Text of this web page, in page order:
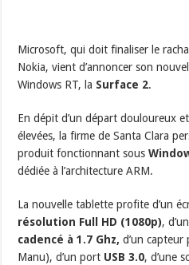
Microsoft, qui doit finaliser le
Nokia, vient d’annoncer son
Windows RT, la Surface 2.
En dépit d’un départ douloureux
élevées, la firme de Santa Clara
produit fonctionnant sous
dédiée à l’architecture ARM.
La nouvelle tablette profite d’un
résolution Full HD (1080p),
cadencé à 1.7 Ghz,d’un
Manu), d’un port USB 3.0, d’une